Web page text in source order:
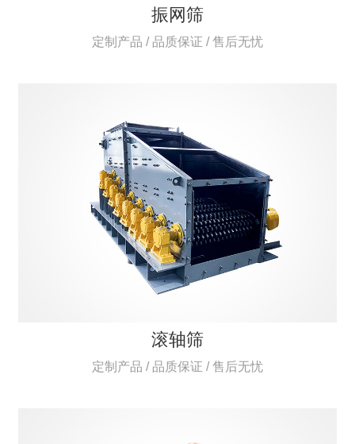
振网筛
定制产品 / 品质保证 / 售后无忧
滚轴筛
定制产品 / 品质保证 / 售后无忧